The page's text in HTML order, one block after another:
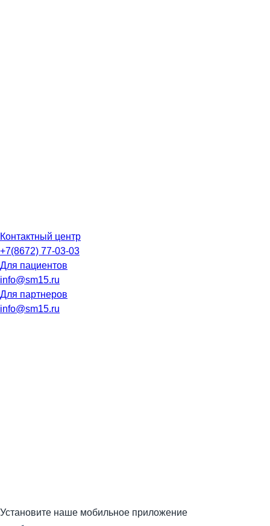
Контактный центр
+7(8672) 77-03-03
Для пациентов
info@sm15.ru
Для партнеров
info@sm15.ru
Установите наше мобильное приложение